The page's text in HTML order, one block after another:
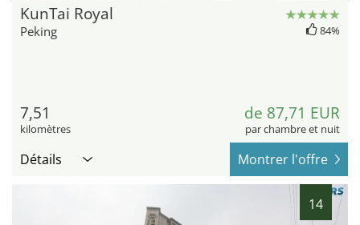
KunTai Royal
Peking 84%
7,51
kilomètres
de 87,71 EUR
par chambre et nuit
Détails Montrer l'offre
14